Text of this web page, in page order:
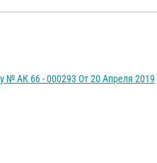
№ АК 66 - 000293 От 20 Апреля 2019